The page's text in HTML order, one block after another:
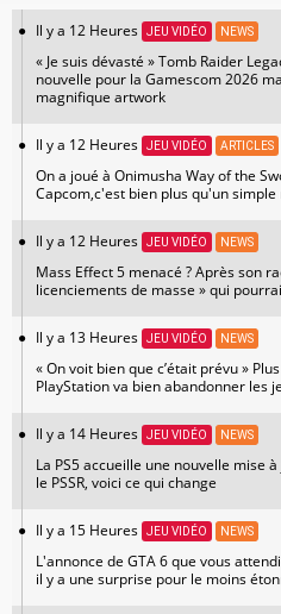
Il y a 12 Heures JEU VIDÉO NEWS
« Je suis dévasté » Tomb Raider
nouvelle pour la Gamescom 2026
magnifique artwork
Il y a 12 Heures JEU VIDÉO ARTICLES
On a joué à Onimusha Way of the
Capcom,c'est bien plus qu'un
Il y a 12 Heures JEU VIDÉO NEWS
Mass Effect 5 menacé ? Après son
licenciements de masse » qui
Il y a 13 Heures JEU VIDÉO NEWS
« On voit bien que c’était prévu »
PlayStation va bien abandonner les
Il y a 14 Heures JEU VIDÉO NEWS
La PS5 accueille une nouvelle mise
le PSSR, voici ce qui change
Il y a 15 Heures JEU VIDÉO NEWS
L'annonce de GTA 6 que vous
il y a une surprise pour le moins